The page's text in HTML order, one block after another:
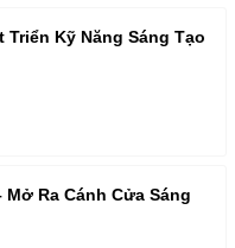
Triển Kỹ Năng Sáng Tạo
Ra Cánh Cửa Sáng